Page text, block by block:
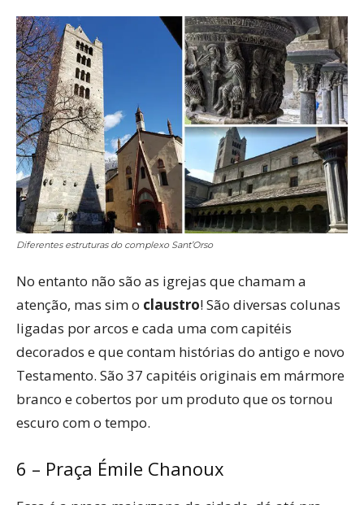
Diferentes estruturas do complexo Sant’Orso
No entanto não são as igrejas que chamam a
atenção, mas sim o claustro! São diversas colunas
ligadas por arcos e cada uma com capitéis
decorados e que contam histórias do antigo e novo
Testamento. São 37 capitéis originais em mármore
branco e cobertos por um produto que os tornou
escuro com o tempo.
6 – Praça Émile Chanoux